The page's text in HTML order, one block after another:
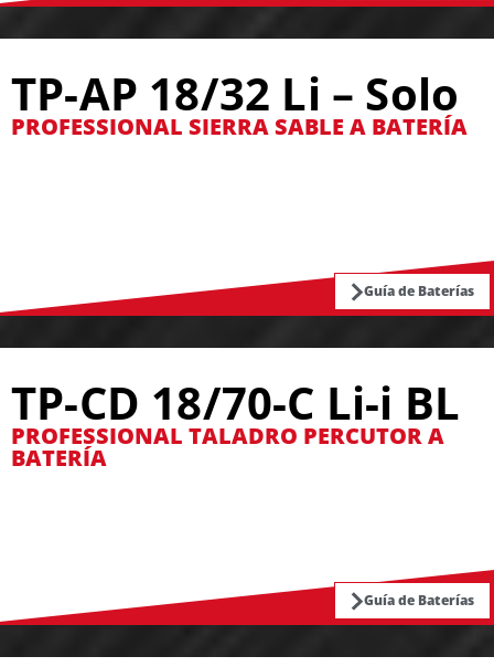
TP-AP 18/32 Li – Solo
PROFESSIONAL SIERRA SABLE A BATERÍA
Guía de Baterías
TP-CD 18/70-C Li-i BL
PROFESSIONAL TALADRO PERCUTOR A
BATERÍA
Guía de Baterías